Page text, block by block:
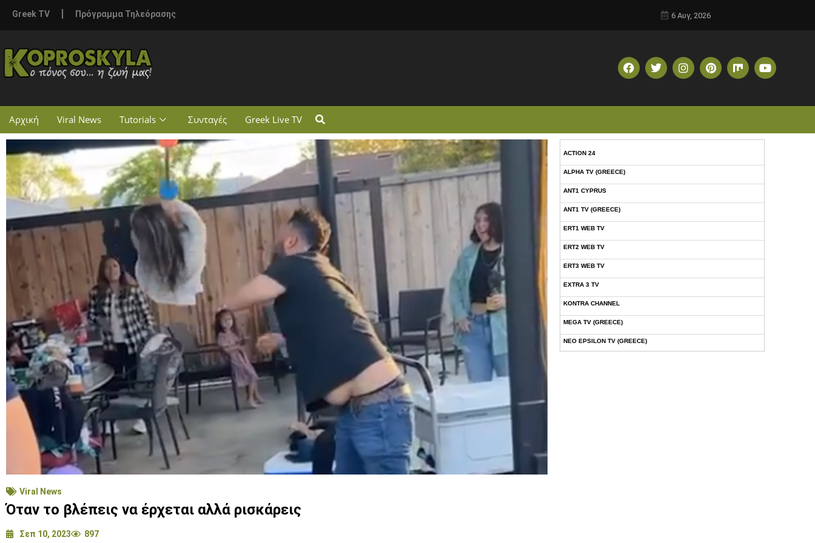
Greek TV Πρόγραμμα Τηλεόρασης 6 Αυγ, 2026
Αρχική Viral News Tutorials Συνταγές Greek Live TV
Viral News
Όταν το βλέπεις να έρχεται αλλά ρισκάρεις
Σεπ 10, 2023 897
ACTION 24
ALPHA TV (GREECE)
ANT1 CYPRUS
ANT1 TV (GREECE)
ERT1 WEB TV
ERT2 WEB TV
ERT3 WEB TV
EXTRA 3 TV
KONTRA CHANNEL
MEGA TV (GREECE)
NEO EPSILON TV (GREECE)